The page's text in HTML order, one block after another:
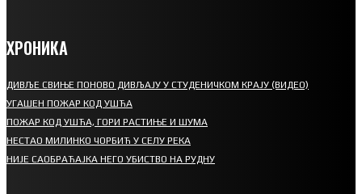
ХРОНИКА
ДИВЉЕ СВИЊЕ ПОНОВО ДИВЉАЈУ У СТУДЕНИЧКОМ КРАЈУ (ВИДЕО)
УГАШЕН ПОЖАР КОД УШЋА
ПОЖАР КОД УШЋА, ГОРИ РАСТИЊЕ И ШУМА
НЕСТАО МИЛИНКО ЧОРБИЋ У СЕЛУ РЕКА
НИЈЕ САОБРАЋАЈКА НЕГО УБИСТВО НА РУДНУ